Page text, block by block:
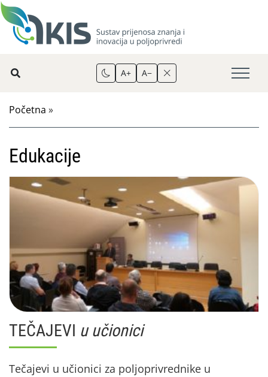
A+ A−
Početna »
Edukacije
TEČAJEVI u učionici
Tečajevi u učionici za poljoprivrednike u